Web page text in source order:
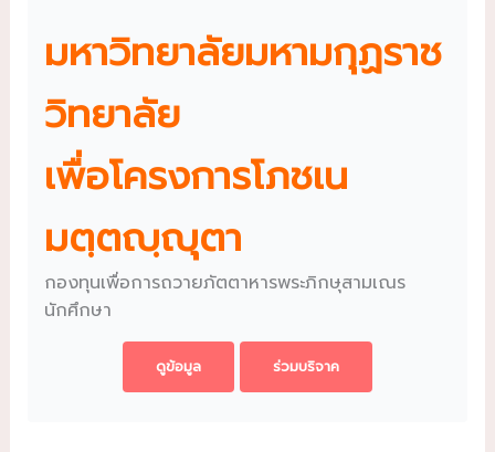
มหาวิทยาลัยมหามกุฏราช
วิทยาลัย
เพื่อโครงการโภชเน
มตฺตญฺญุตา
กองทุนเพื่อการถวายภัตตาหารพระภิกษุสามเณร
นักศึกษา
ดูข้อมูล ร่วมบริจาค